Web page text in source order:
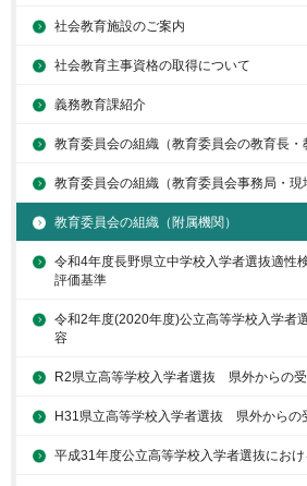
社会教育施設のご案内
社会教育主事資格の取得について
義務教育課紹介
教育委員会の組織（教育委員会の教育長・
教育委員会の組織（教育委員会事務局・現
教育委員会の組織（附属機関）
令和4年度長野県立中学校入学者選抜適性
評価基準
令和2年度(2020年度)公立高等学校入学者
容
R2県立高等学校入学者選抜 県外からの
H31県立高等学校入学者選抜 県外からの
平成31年度公立高等学校入学者選抜にお